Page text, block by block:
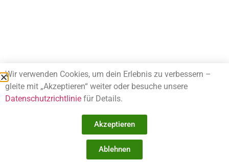
Wir verwenden Cookies, um dein Erlebnis zu verbessern –
gleite mit „Akzeptieren“ weiter oder besuche unsere
Datenschutzrichtlinie für Details.
Akzeptieren
Ablehnen